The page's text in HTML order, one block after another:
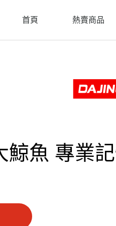
首頁 熱賣商品
鯨魚 專業